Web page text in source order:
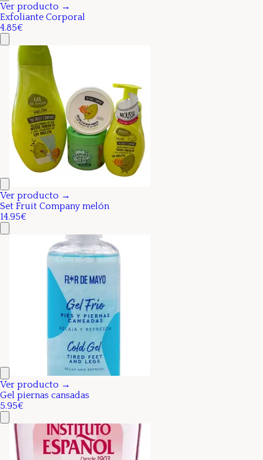
Ver producto →
Exfoliante Corporal
4.85€
Ver producto →
Set Fruit Company melón
14.95€
Ver producto →
Gel piernas cansadas
5.95€